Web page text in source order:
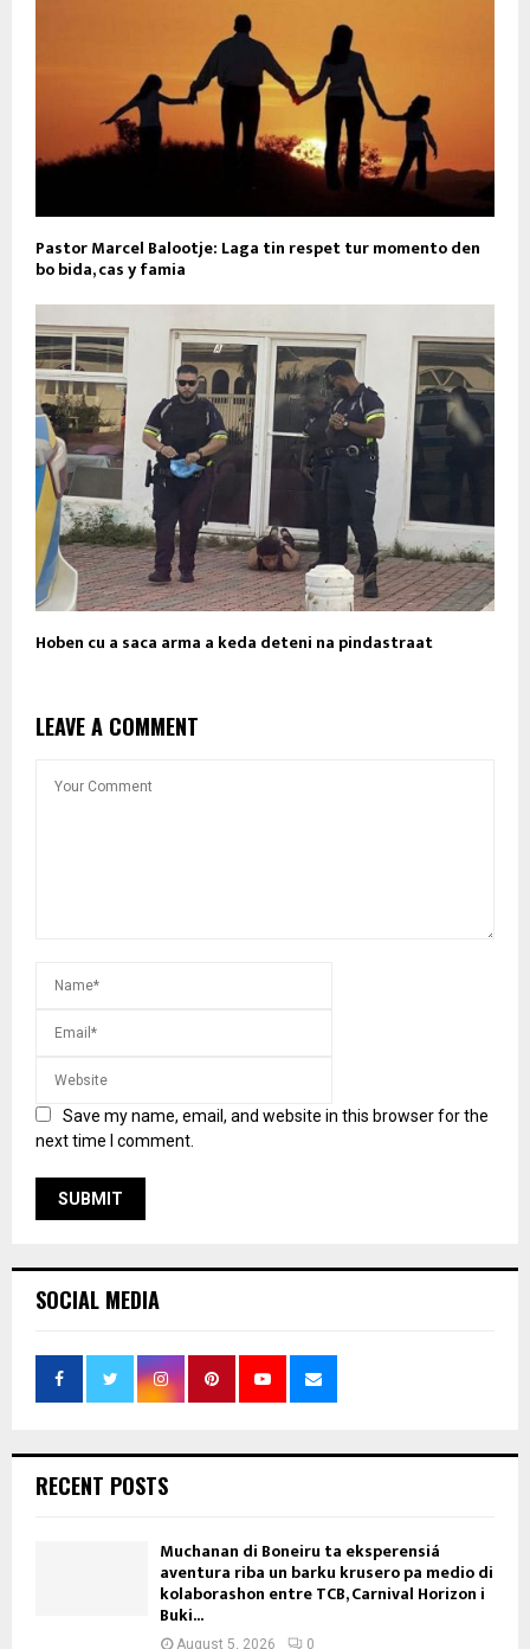
Pastor Marcel Balootje: Laga tin respet tur momento den
bo bida, cas y famia
Hoben cu a saca arma a keda deteni na pindastraat
LEAVE A COMMENT
Save my name, email, and website in this browser for the
next time I comment.
SOCIAL MEDIA
RECENT POSTS
Muchanan di Boneiru ta eksperensiá
aventura riba un barku krusero pa medio di
kolaborashon entre TCB, Carnival Horizon i
Buki...
August 5, 2026 0